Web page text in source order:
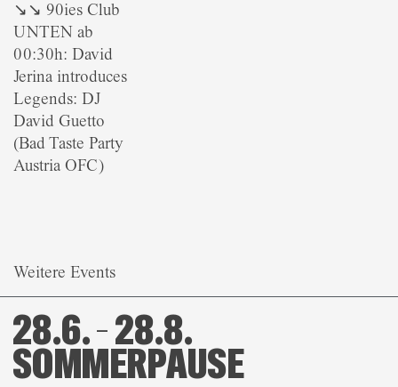
↘↘ 90ies Club
UNTEN ab
00:30h: David
Jerina introduces
Legends: DJ
David Guetto
(Bad Taste Party
Austria OFC)
Weitere Events
28.6. – 28.8.
SOMMERPAUSE